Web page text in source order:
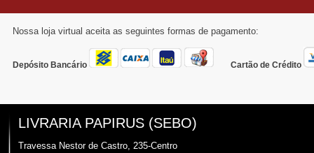
Nossa loja virtual aceita as seguintes formas de pagamento:
Depósito Bancário Cartão de Crédito
LIVRARIA PAPIRUS (SEBO)
Travessa Nestor de Castro, 235-Centro